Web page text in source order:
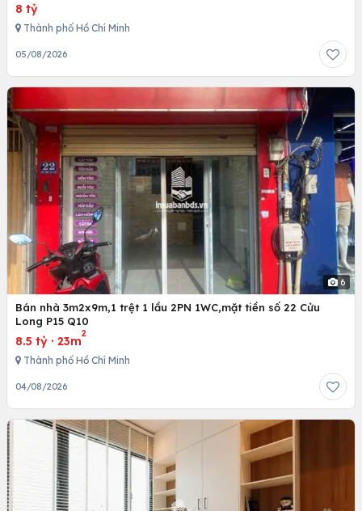
8 tỷ
Thành phố Hồ Chí Minh
05/08/2026
6
Bán nhà 3m2x9m,1 trệt 1 lầu 2PN 1WC,mặt tiền số 22 Cửu
Long P15 Q10
8.5 tỷ · 23m
2
Thành phố Hồ Chí Minh
04/08/2026